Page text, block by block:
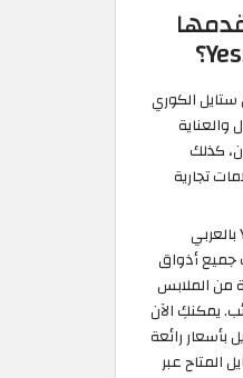
الكوري
والعناية
كذلك
تجارية
أزياء النساء: يوفر موقع Yesstyle بالعربي
جميع أذواق
من الملابس
يمكنكِ الآن
رائعة
عبر